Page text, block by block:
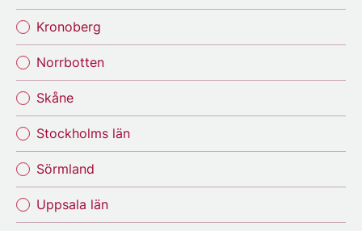
Kronoberg
Norrbotten
Skåne
Stockholms län
Sörmland
Uppsala län